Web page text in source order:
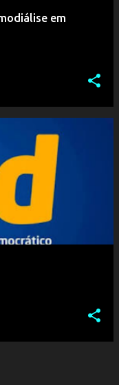
em